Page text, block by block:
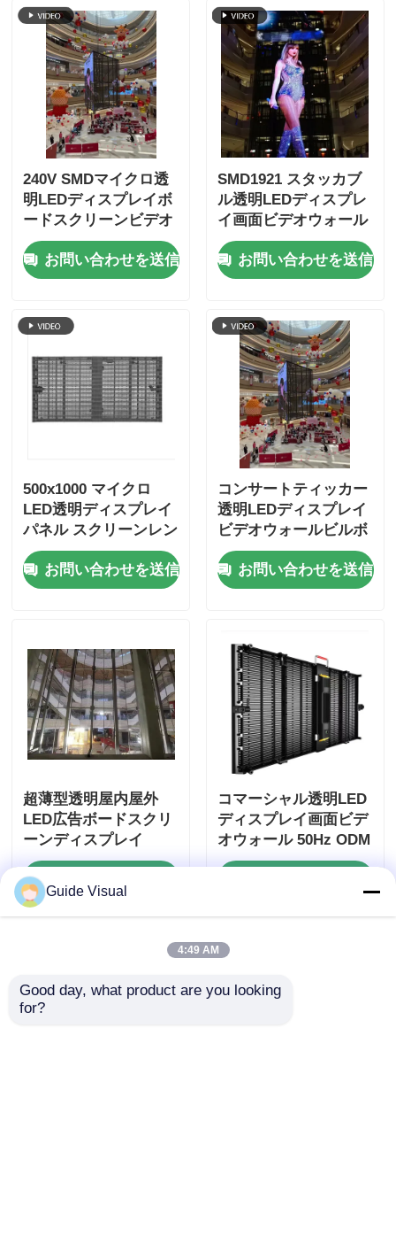
240V SMDマイクロ透
明LEDディスプレイボ
ードスクリーンビデオ
ウォール
お問い合わせを送信
SMD1921 スタッカブ
ル透明LEDディスプレ
イ画面ビデオウォール
（小売用）
お問い合わせを送信
500x1000 マイクロ
LED透明ディスプレイ
パネル スクリーンレン
タル クイックロック
カスタム
お問い合わせを送信
コンサートティッカー
透明LEDディスプレイ
ビデオウォールビルボ
ードレンタル
お問い合わせを送信
超薄型透明屋内屋外
LED広告ボードスクリ
ーンディスプレイ
コマーシャル透明LED
ディスプレイ画面ビデ
オウォール 50Hz ODM
お問い合わせ
Guide Visual
4:49 AM
Good day, what product are you looking
for?